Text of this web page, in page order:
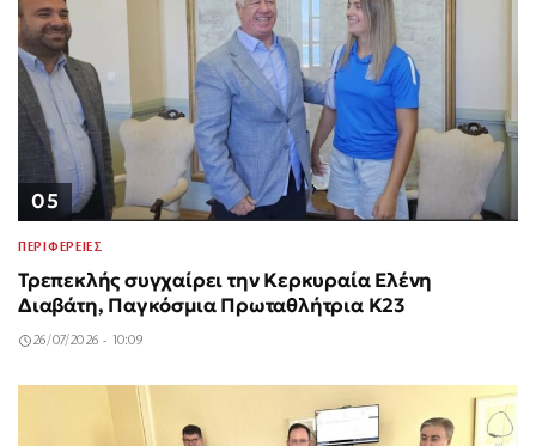
05
ΠΕΡΙΦΕΡΕΙΕΣ
Τρεπεκλής συγχαίρει την Κερκυραία Ελένη
Διαβάτη, Παγκόσμια Πρωταθλήτρια Κ23
26/07/2026 - 10:09